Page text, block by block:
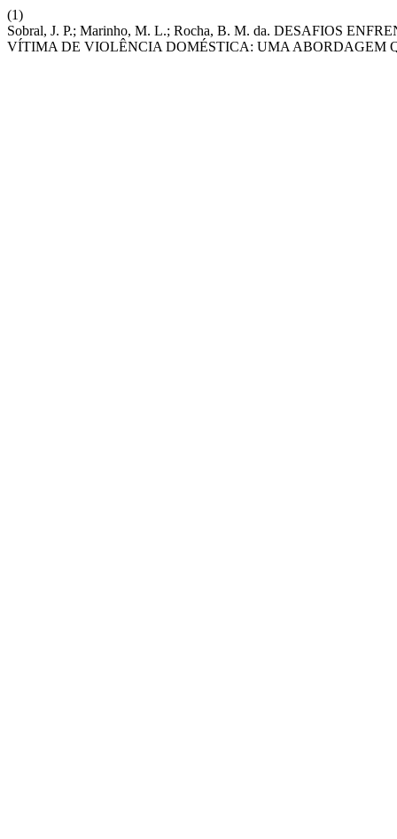
(1)
Sobral, J. P.; Marinho, M. L.; Rocha, B. M. da. DESAFIOS
VÍTIMA DE VIOLÊNCIA DOMÉSTICA: UMA ABORDAGEM